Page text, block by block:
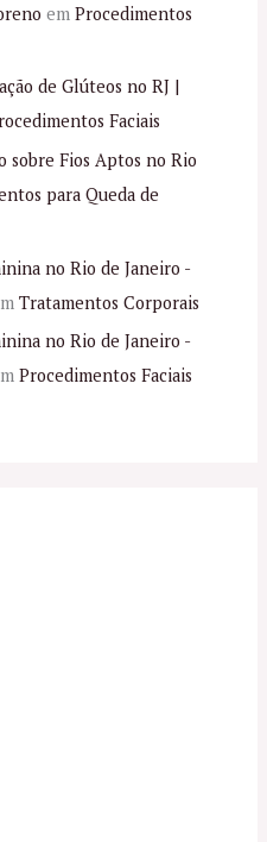
em Procedimentos
de Glúteos no RJ |
Faciais
sobre Fios Aptos no Rio
para Queda de
no Rio de Janeiro -
Tratamentos Corporais
no Rio de Janeiro -
Procedimentos Faciais